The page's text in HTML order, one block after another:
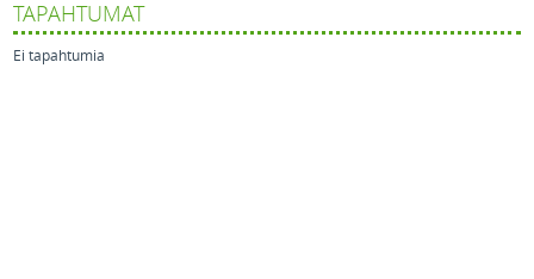
TAPAHTUMAT
Ei tapahtumia